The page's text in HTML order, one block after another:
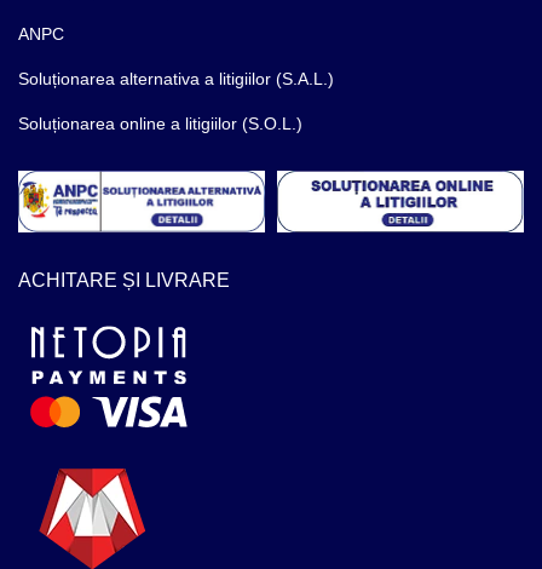
ANPC
Soluționarea alternativa a litigiilor (S.A.L.)
Soluționarea online a litigiilor (S.O.L.)
ACHITARE ȘI LIVRARE